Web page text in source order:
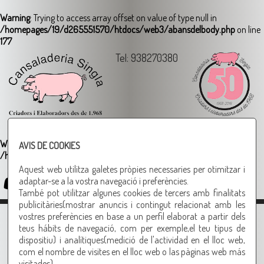
Warning: Trying to access array offset on value of type null in
/homepages/19/d265551570/htdocs/web3/abansdelbody.php on line
177
AVIS DE COOKIES
Aquest web utilitza galetes pròpies necessaries per otimitzar i
adaptar-se a la vostra navegació i preferències.
També pot utilitzar algunes cookies de tercers amb finalitats
publicitàries(mostrar anuncis i contingut relacionat amb les
vostres preferències en base a un perfil elaborat a partir dels
teus hábits de navegació, com per exemple,el teu tipus de
dispositiu) i analítiques(medició de l'actividad en el lloc web,
com el nombre de visites en el lloc web o las pàginas web más
Tel: 938270380
Warning: Undefined variable $cfg_cercador_google in
/homepages/19/d265551570/htdocs/web3/widgets.php
Login
1 2 3 4 5 6 7 8 9
Warning: Trying to access array offset on value of type null in
/homepages/19/d265551570/htdocs/web3/seccio.phpon line